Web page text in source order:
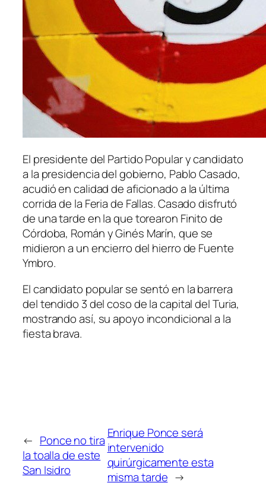
El presidente del Partido Popular y candidato
a la presidencia del gobierno, Pablo Casado,
acudió en calidad de aficionado a la última
corrida de la Feria de Fallas. Casado disfrutó
de una tarde en la que torearon Finito de
Córdoba, Román y Ginés Marín, que se
midieron a un encierro del hierro de Fuente
Ymbro.
El candidato popular se sentó en la barrera
del tendido 3 del coso de la capital del Turia,
mostrando así, su apoyo incondicional a la
fiesta brava.
← Ponce no tira
la toalla de este
San Isidro
Enrique Ponce será
intervenido
quirúrgicamente esta
misma tarde →